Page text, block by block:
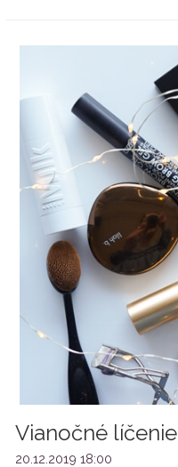
Vianočné líčenie
20.12.2019 18:00